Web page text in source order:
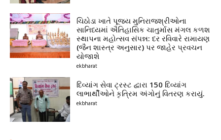
ચિઠોડા ખાતે પૂજ્ય મુનિરાજશ્રીઓના
સાનિધ્યમાં ઐતિહાસિક ચાતુર્માસ મંગલ કળશ
સ્થાપના મહોત્સવ સંપન્ન: દર રવિવારે રામાયણ
(જૈન શાસ્ત્ર અનુસાર) પર જાહેર પ્રવચન
યોજાશે
ekbharat
દિવ્યાંગ સેવા ટ્રસ્ટ દ્વારા 150 દિવ્યાંગ
લાભાર્થીઓને કૃત્રિમ અંગોનું વિતરણ કરાયું.
ekbharat